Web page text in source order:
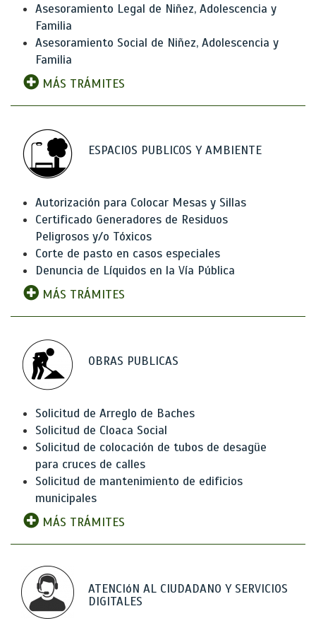
Asesoramiento Legal de Niñez, Adolescencia y
Familia
Asesoramiento Social de Niñez, Adolescencia y
Familia
MÁS TRÁMITES
ESPACIOS PUBLICOS Y AMBIENTE
Autorización para Colocar Mesas y Sillas
Certificado Generadores de Residuos
Peligrosos y/o Tóxicos
Corte de pasto en casos especiales
Denuncia de Líquidos en la Vía Pública
MÁS TRÁMITES
OBRAS PUBLICAS
Solicitud de Arreglo de Baches
Solicitud de Cloaca Social
Solicitud de colocación de tubos de desagüe
para cruces de calles
Solicitud de mantenimiento de edificios
municipales
MÁS TRÁMITES
ATENCIóN AL CIUDADANO Y SERVICIOS
DIGITALES